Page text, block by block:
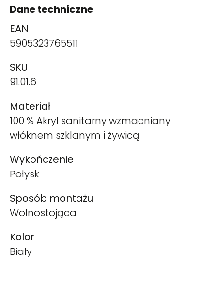
Dane techniczne
EAN
5905323765511
SKU
91.01.6
Materiał
100 % Akryl sanitarny wzmacniany
włóknem szklanym i żywicą
Wykończenie
Połysk
Sposób montażu
Wolnostojąca
Kolor
Biały